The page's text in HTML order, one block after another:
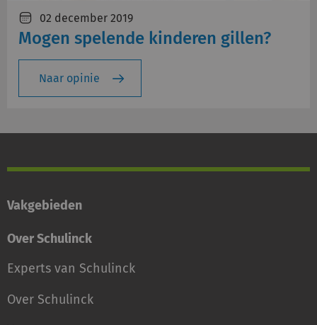
02 december 2019
Mogen spelende kinderen gillen?
Naar opinie
Vakgebieden
Over Schulinck
Experts van Schulinck
Over Schulinck